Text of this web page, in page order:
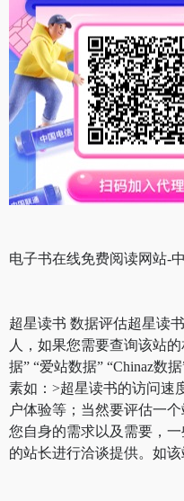
电子书在线免费阅读网站-
超星读书 数据评估超星读
人，如果您需要查询该站
据” “爱站数据” “Chinaz数
素如：>超星读书的访问速
户体验等；当然要评估一
您自身的需求以及需要，
的站长进行洽谈提供。如该